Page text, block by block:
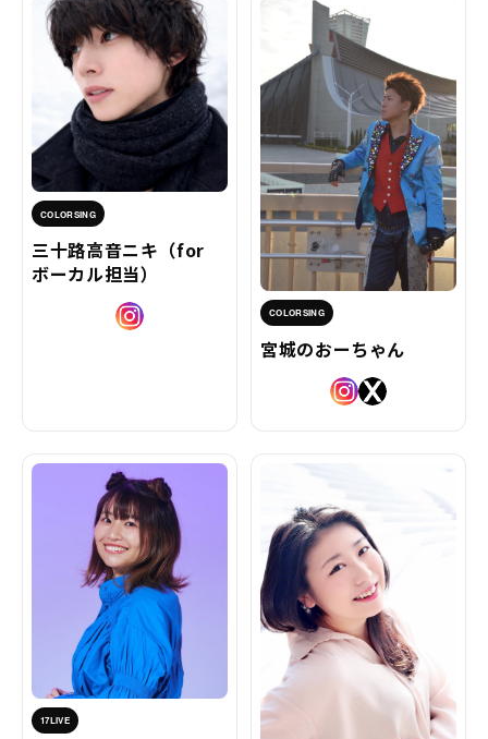
COLORSING
三十路高音ニキ（for
ボーカル担当）
COLORSING
宮城のおーちゃん
17LIVE